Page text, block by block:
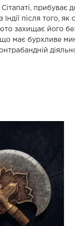
прибуває
після того, як
захищає його
що має бурхливе